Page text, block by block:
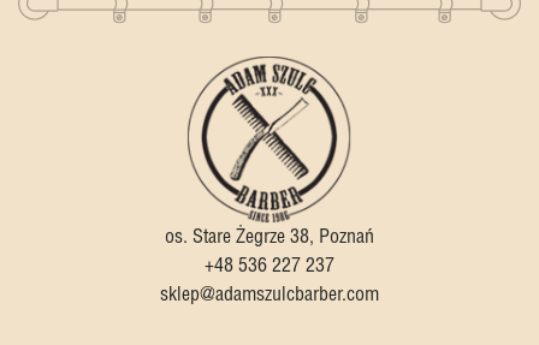
os. Stare Żegrze 38, Poznań
+48 536 227 237
sklep@adamszulcbarber.com